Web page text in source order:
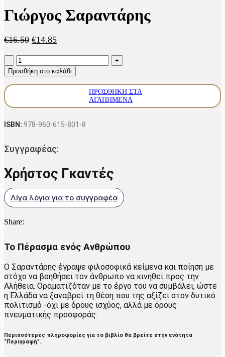
Γιώργος Σαραντάρης
€16.50 Original
€16.50.
€14.85Η
είναι:
€14.85.
Γιώργος
Σαραντάρης
ποσότητα
Προσθήκη στο καλάθι
ΠΡΟΣΘΉΚΗ ΣΤΑ
ΑΓΑΠΗΜΈΝΑ
ISBN: 978-960-615-801-8
Συγγραφέας:
Χρήστος Γκαντές
Λίγα λόγια για το συγγραφέα
Share:
Το Πέρασμα ενός Ανθρώπου
Ο Σαραντάρης έγραψε φιλοσοφικά κείμενα και ποίηση με
στόχο να βοηθήσει τον άνθρωπο να κινηθεί προς την
Αλήθεια. Οραματιζόταν με το έργο του να συμβάλει, ώστε
η Ελλάδα να ξαναβρεί τη θέση που της αξίζει στον δυτικό
πολιτισμό -όχι με όρους ισχύος, αλλά με όρους
πνευματικής προσφοράς.
Περισσότερες πληροφορίες για το βιβλίο θα βρείτε στην ενότητα
“Περιγραφή”.